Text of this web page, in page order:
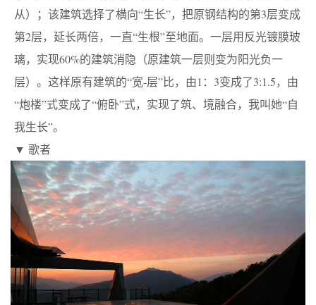
从）；该建筑选择了横向“生长”，把原钢结构的第3层变成
第2层，延长两倍，一直“生根”至地面。一层用反光镀膜玻
璃，实现60%的建筑消隐（原建筑一层则变为阳光负一
层）。这样原有建筑的“宽-层”比，由1：3变成了3:1.5，由
“炮楼”式变成了“俯卧”式，实现了筑、境融合，我叫她“自
我生长”。
▼ 歌者